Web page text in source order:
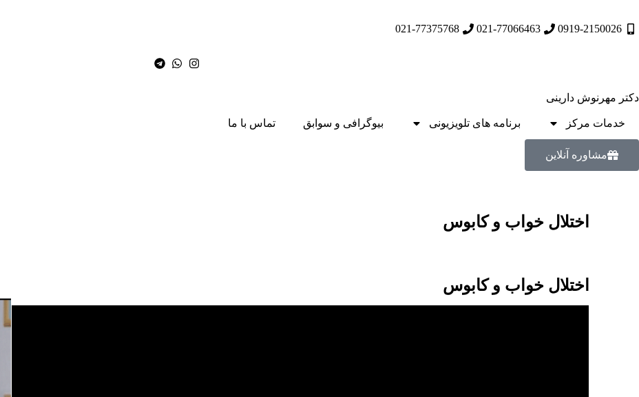
0919-2150026
021-77066463
021-77375768
دکتر مهرنوش دارینی
خدمات مرکز برنامه های تلویزیونی بیوگرافی و سوابق تماس با ما
مشاوره آنلاین
اختلال خواب و کابوس
اختلال خواب و کابوس